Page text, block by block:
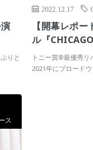
りと
2022.12.17
【開幕レポ
ル『
トニー賞®最優秀リ
2021年にブロード
ス